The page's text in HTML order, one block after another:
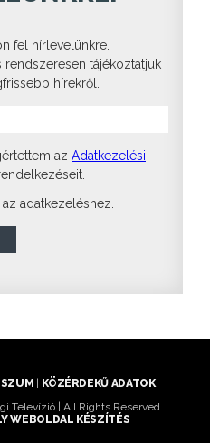
fel hírlevelünkre.
tájékoztatjuk
hírekről.
az Adatkezelési
adatkezeléshez.
KÖZÉRDEKŰ ADATOK
| All Rights Reserved. |
WEBOLDAL KÉSZÍTÉS